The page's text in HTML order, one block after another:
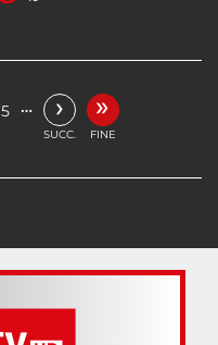
5 … ›
SUCC.
»
FINE